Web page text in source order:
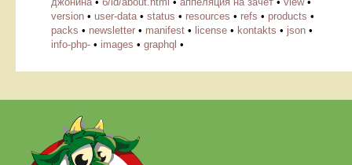
version • user-data • status • resources • refs • products •
packs • newsletter • manifest • license • kontakts • json •
info-php- • images • graphql •